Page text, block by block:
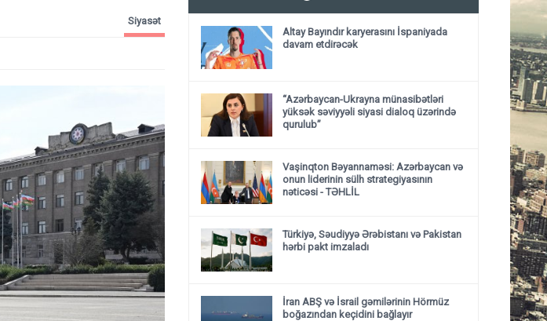
Siyasət
Altay Bayındır karyerasını İspaniyada
davam etdirəcək
“Azərbaycan-Ukrayna münasibətləri
yüksək səviyyəli siyasi dialoq üzərində
qurulub”
Vaşinqton Bəyannaməsi: Azərbaycan və
onun liderinin sülh strategiyasının
nəticəsi - TƏHLİL
Türkiyə, Səudiyyə Ərəbistanı və Pakistan
hərbi pakt imzaladı
İran ABŞ və İsrail gəmilərinin Hörmüz
boğazından keçidini bağlayır